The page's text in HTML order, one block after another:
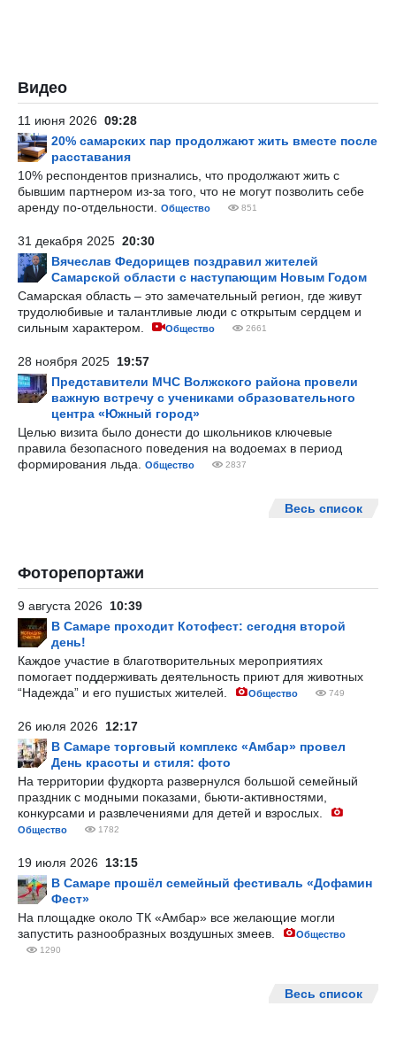
Видео
11 июня 2026 09:28
20% самарских пар продолжают жить вместе после
расставания
10% респондентов признались, что продолжают жить с
бывшим партнером из-за того, что не могут позволить себе
аренду по-отдельности.
Общество 851
31 декабря 2025 20:30
Вячеслав Федорищев поздравил жителей
Самарской области с наступающим Новым Годом
Самарская область – это замечательный регион, где живут
трудолюбивые и талантливые люди с открытым сердцем и
сильным характером.
Общество 2661
28 ноября 2025 19:57
Представители МЧС Волжского района провели
важную встречу с учениками образовательного
центра «Южный город»
Целью визита было донести до школьников ключевые
правила безопасного поведения на водоемах в период
формирования льда.
Общество 2837
Весь список
Фоторепортажи
9 августа 2026 10:39
В Самаре проходит Котофест: сегодня второй
день!
Каждое участие в благотворительных мероприятиях
помогает поддерживать деятельность приют для животных
“Надежда” и его пушистых жителей.
Общество 749
26 июля 2026 12:17
В Самаре торговый комплекс «Амбар» провел
День красоты и стиля: фото
На территории фудкорта развернулся большой семейный
праздник с модными показами, бьюти-активностями,
конкурсами и развлечениями для детей и взрослых.
Общество 1782
19 июля 2026 13:15
В Самаре прошёл семейный фестиваль «Дофамин
Фест»
На площадке около ТК «Амбар» все желающие могли
запустить разнообразных воздушных змеев.
Общество
1290
Весь список